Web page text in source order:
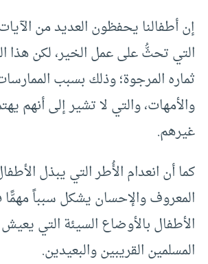
إن أطفالنا يحفظون العديد من
التي تحثُّ على عمل الخير، لكن هذا
ثماره المرجوة؛ وذلك بسبب
والأمهات، والتي لا تشير إلى أنهم
غيرهم.
كما أن انعدام الأُطر التي يبذل
المعروف والإحسان يشكل سبباً
الأطفال بالأوضاع السيئة التي
المسلمين القريبين والبعيدين.